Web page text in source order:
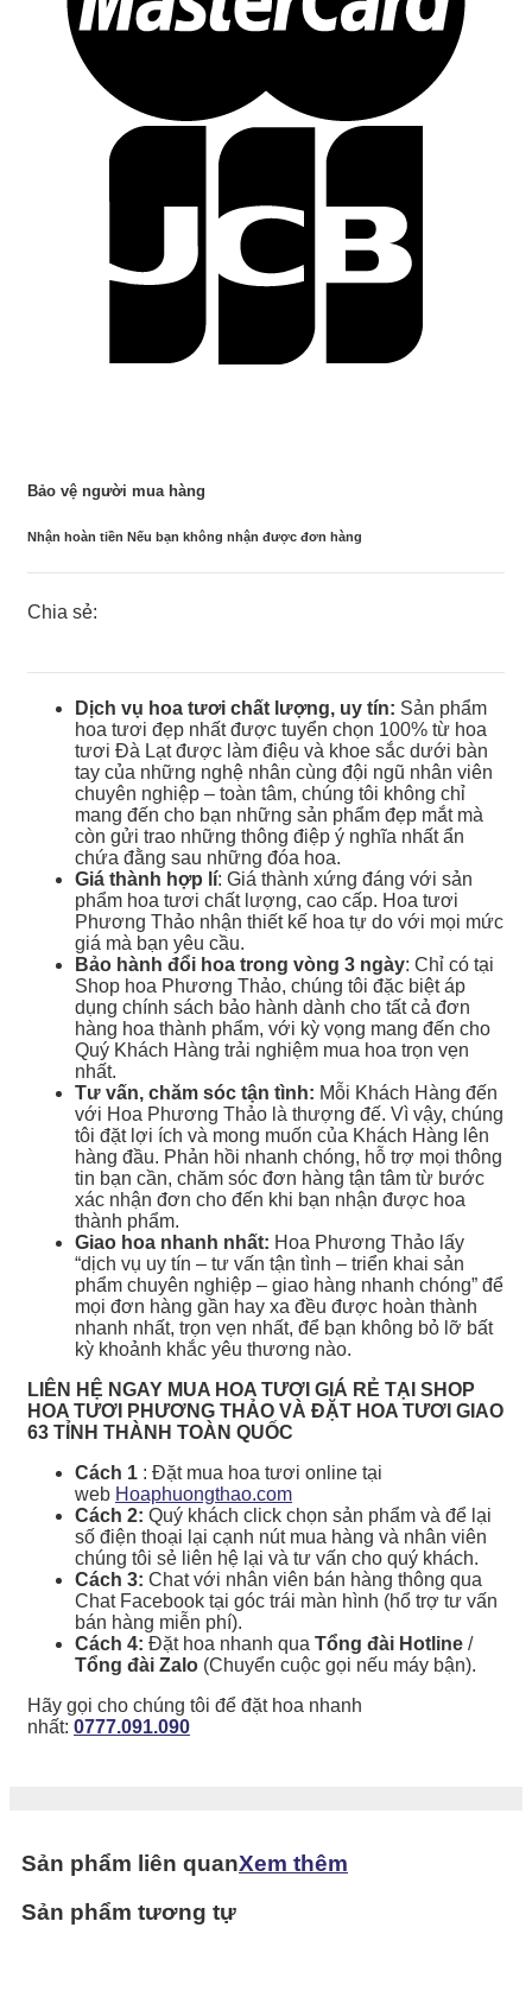
Bảo vệ người mua hàng
Nhận hoàn tiền Nếu bạn không nhận được đơn hàng
Chia sẻ:
Dịch vụ hoa tươi chất lượng, uy tín: Sản phẩm
hoa tươi đẹp nhất được tuyển chọn 100% từ hoa
tươi Đà Lạt được làm điệu và khoe sắc dưới bàn
tay của những nghệ nhân cùng đội ngũ nhân viên
chuyên nghiệp – toàn tâm, chúng tôi không chỉ
mang đến cho bạn những sản phẩm đẹp mắt mà
còn gửi trao những thông điệp ý nghĩa nhất ẩn
chứa đằng sau những đóa hoa.
Giá thành hợp lí: Giá thành xứng đáng với sản
phẩm hoa tươi chất lượng, cao cấp. Hoa tươi
Phương Thảo nhận thiết kế hoa tự do với mọi mức
giá mà bạn yêu cầu.
Bảo hành đổi hoa trong vòng 3 ngày: Chỉ có tại
Shop hoa Phương Thảo, chúng tôi đặc biệt áp
dụng chính sách bảo hành dành cho tất cả đơn
hàng hoa thành phẩm, với kỳ vọng mang đến cho
Quý Khách Hàng trải nghiệm mua hoa trọn vẹn
nhất.
Tư vấn, chăm sóc tận tình: Mỗi Khách Hàng đến
với Hoa Phương Thảo là thượng đế. Vì vậy, chúng
tôi đặt lợi ích và mong muốn của Khách Hàng lên
hàng đầu. Phản hồi nhanh chóng, hỗ trợ mọi thông
tin bạn cần, chăm sóc đơn hàng tận tâm từ bước
xác nhận đơn cho đến khi bạn nhận được hoa
thành phẩm.
Giao hoa nhanh nhất: Hoa Phương Thảo lấy
“dịch vụ uy tín – tư vấn tận tình – triển khai sản
phẩm chuyên nghiệp – giao hàng nhanh chóng” để
mọi đơn hàng gần hay xa đều được hoàn thành
nhanh nhất, trọn vẹn nhất, để bạn không bỏ lỡ bất
kỳ khoảnh khắc yêu thương nào.
LIÊN HỆ NGAY MUA HOA TƯƠI GIÁ RẺ TẠI SHOP
HOA TƯƠI PHƯƠNG THẢO VÀ ĐẶT HOA TƯƠI GIAO
63 TỈNH THÀNH TOÀN QUỐC
Cách 1 : Đặt mua hoa tươi online tại
web Hoaphuongthao.com
Cách 2: Quý khách click chọn sản phẩm và để lại
số điện thoại lại cạnh nút mua hàng và nhân viên
chúng tôi sẻ liên hệ lại và tư vấn cho quý khách.
Cách 3: Chat với nhân viên bán hàng thông qua
Chat Facebook tại góc trái màn hình (hổ trợ tư vấn
bán hàng miễn phí).
Cách 4: Đặt hoa nhanh qua Tổng đài Hotline /
Tổng đài Zalo (Chuyển cuộc gọi nếu máy bận).
Hãy gọi cho chúng tôi để đặt hoa nhanh
nhất: 0777.091.090
Sản phẩm liên quanXem thêm
Sản phẩm tương tự